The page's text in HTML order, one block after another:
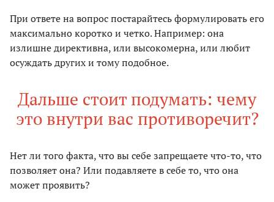
При ответе на вопрос постарайтесь формулировать его
максимально коротко и четко. Например: она
излишне директивна, или высокомерна, или любит
осуждать других и тому подобное.
Дальше стоит подумать: чему
это внутри вас противоречит?
Нет ли того факта, что вы себе запрещаете что-то, что
позволяет она? Или подавляете в себе то, что она
может проявить?